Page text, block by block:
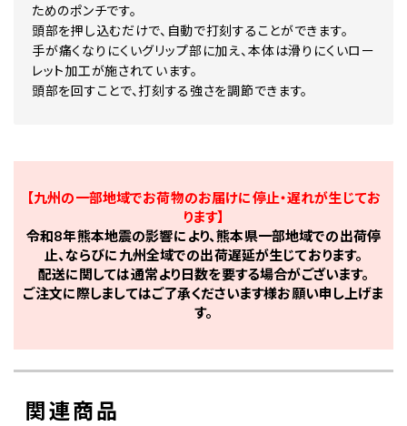
ためのポンチです。
頭部を押し込むだけで、自動で打刻することができます。
手が痛くなりにくいグリップ部に加え、本体は滑りにくいロー
レット加工が施されています。
頭部を回すことで、打刻する強さを調節できます。
【九州の一部地域でお荷物のお届けに停止・遅れが生じてお
ります】
令和8年熊本地震の影響により、熊本県一部地域での出荷停
止、ならびに九州全域での出荷遅延が生じております。
配送に関しては通常より日数を要する場合がございます。
ご注文に際しましてはご了承くださいます様お願い申し上げま
す。
関連商品